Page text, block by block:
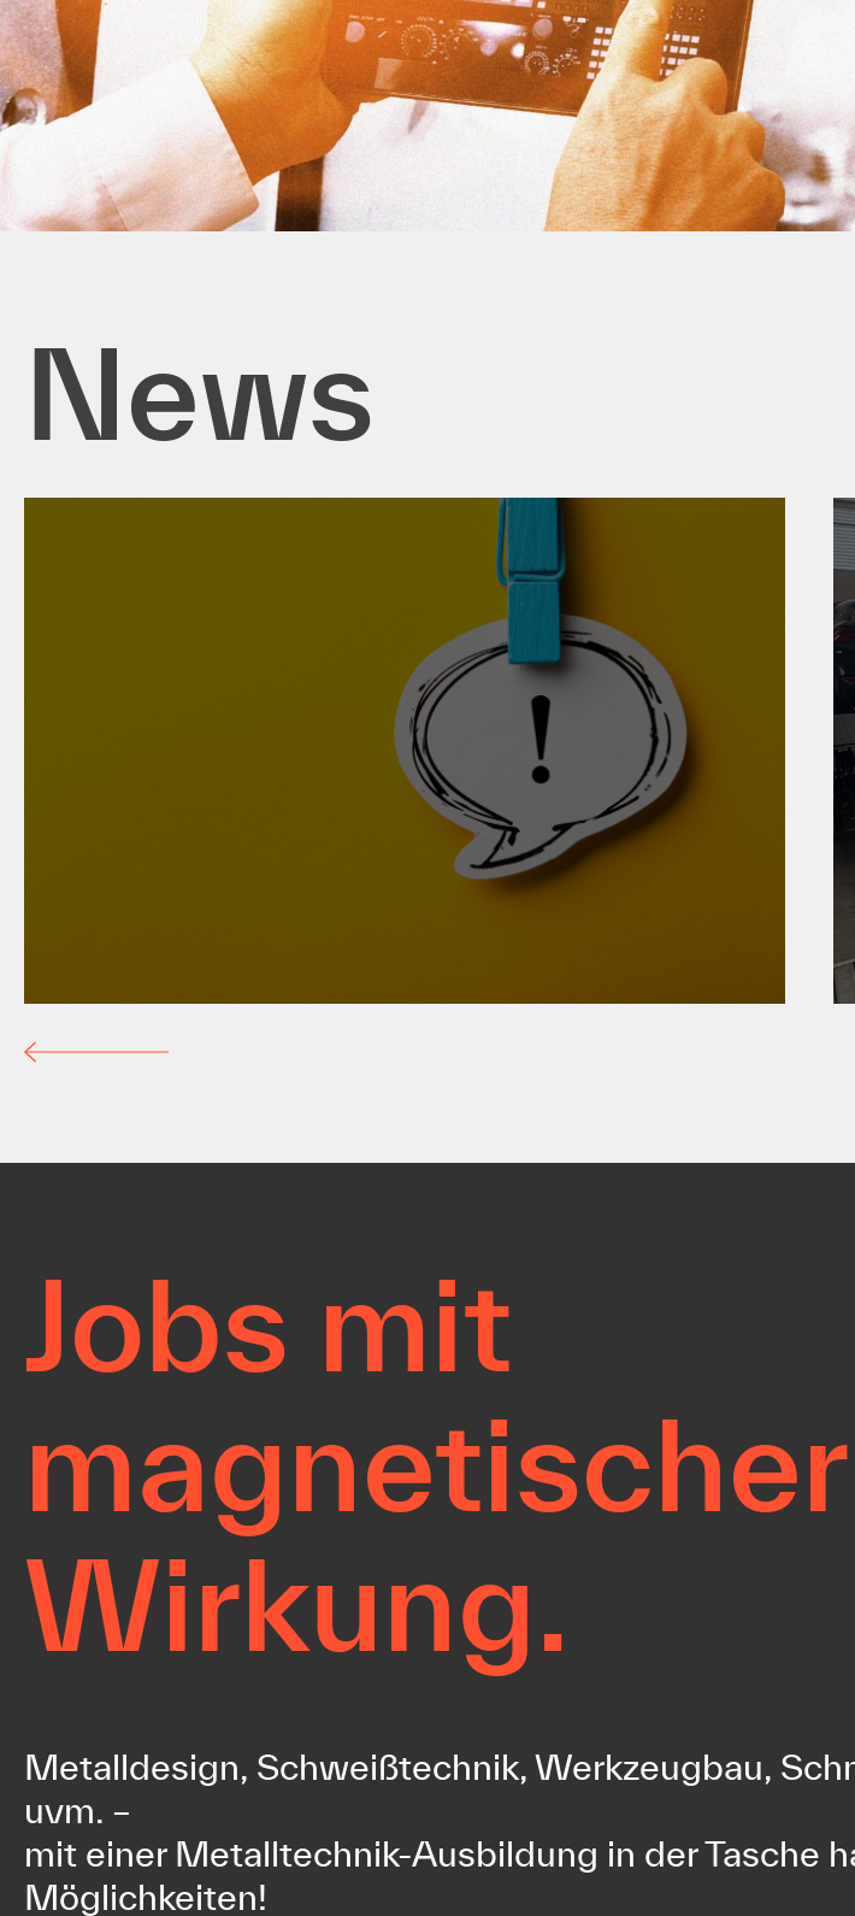
News
BUAG-Novelle: Gewerbe und Handwerk
begrüßen mehr Rechtssicherheit für
Jobs mit
magnetischer
Wirkung.
Metalldesign, Schweißtechnik, Werkzeugbau,
uvm. –
mit einer Metalltechnik-Ausbildung in der Tasche
Möglichkeiten!